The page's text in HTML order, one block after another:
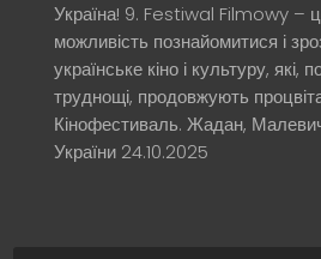
Україна! 9. Festiwal Filmowy –
можливість познайомитися і
українське кіно і культуру, які,
труднощі, продовжують
Кінофестиваль. Жадан,
України 24.10.2025